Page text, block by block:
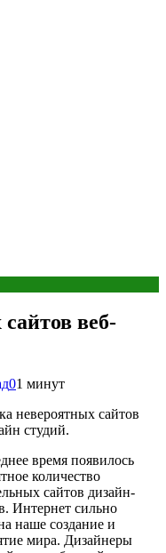
веб-
01 минут
невероятных сайтов
студий.
время появилось
количество
сайтов дизайн-
Интернет сильно
наше создание и
мира. Дизайнеры